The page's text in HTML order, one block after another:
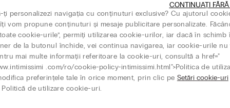
100% Cașmir
4, plătești 3
Cardigan cu Cordon 100%
769,90 RON
Mix&Match Cumperi 4, plătești 3
ți personalizezi navigația cu conținuturi exclusive? Cu ajutorul
vom propune conținuturi și mesaje publicitare personalizate.
cookie-urile”, permiți utilizarea cookie-urilor, iar dacă în schimb
de la butonul închide, vei continua navigarea, iar cookie-urile
mai multe informații referitoare la cookie-uri, consultă a href="
.com/ro/cookie-policy-intimissimi.html">Politica de
preferințele tale în orice moment, prin clic pe Setări cookie-uri
Politică de utilizare cookie-uri.
CONTINUAȚI